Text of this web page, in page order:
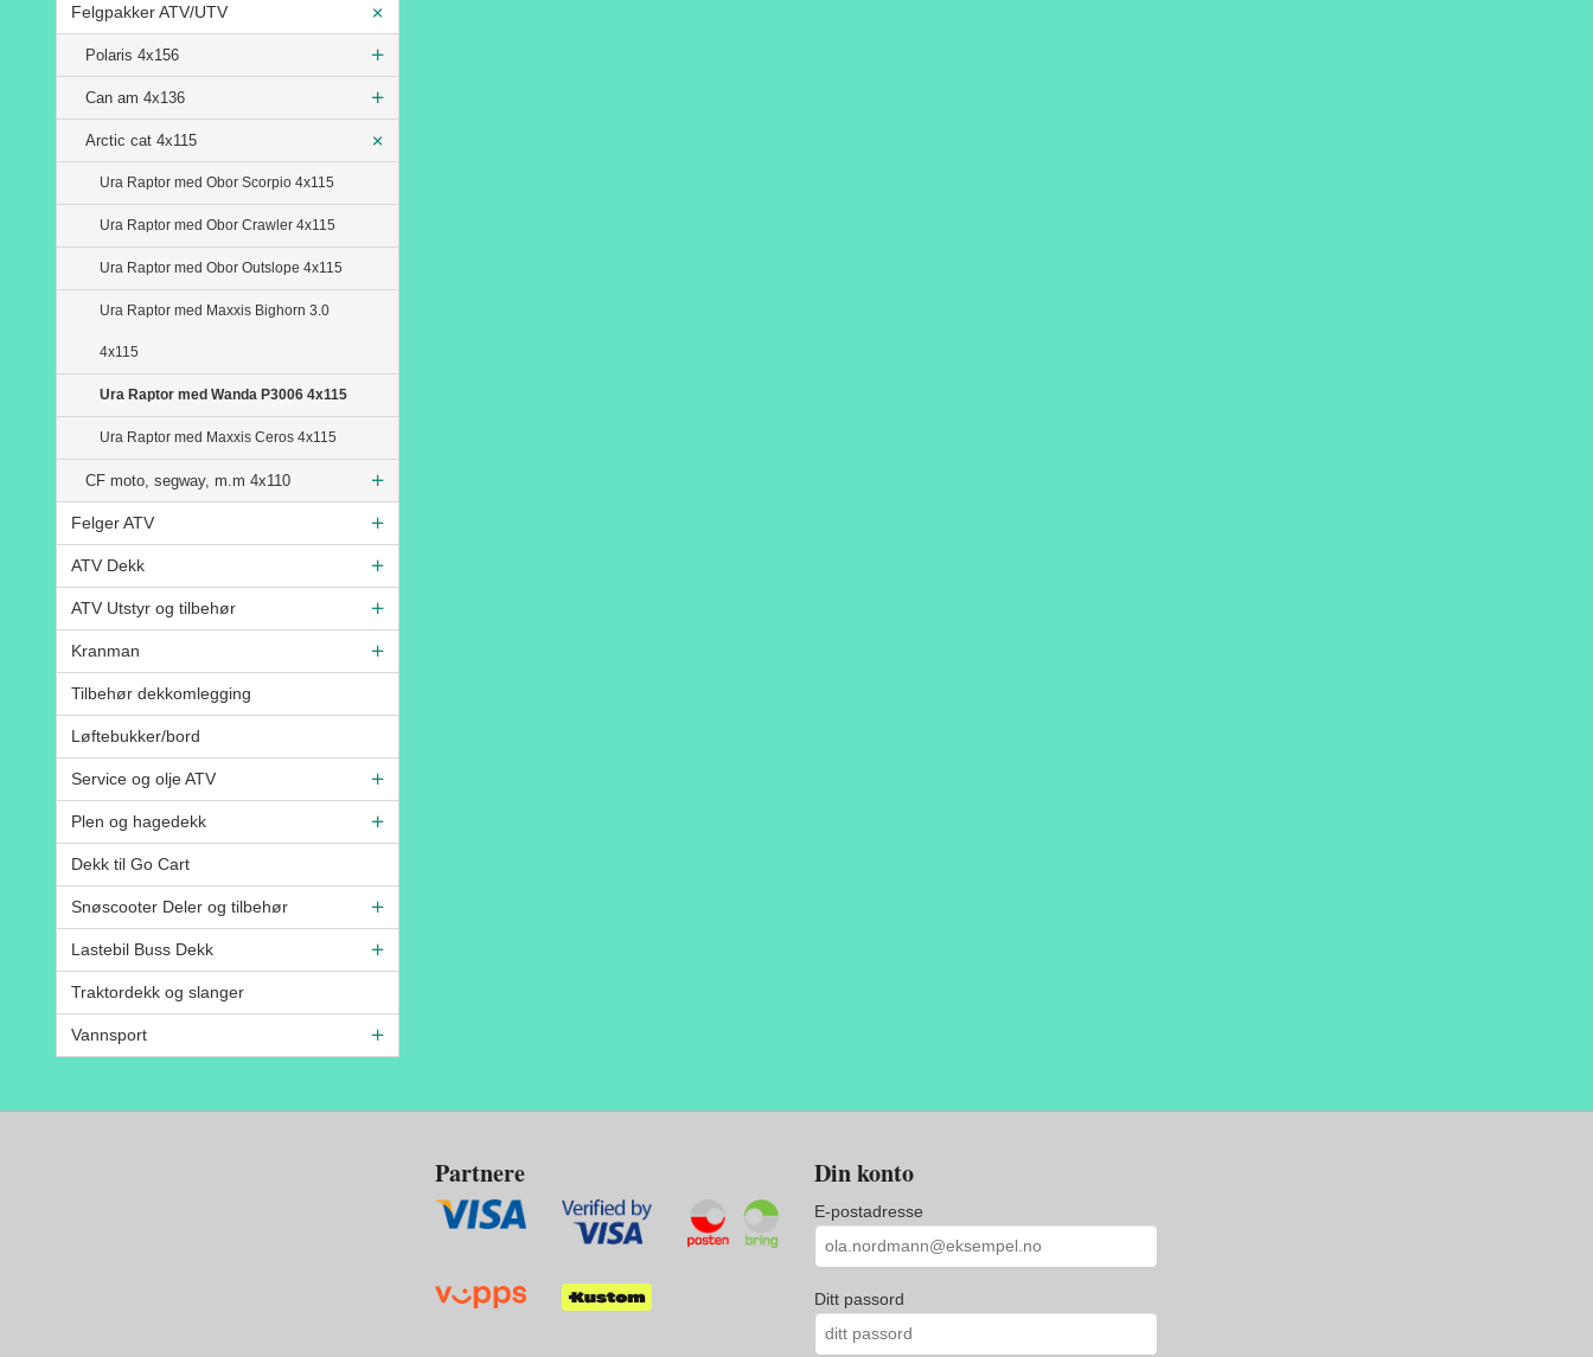
Felgpakker ATV/UTV
Polaris 4x156
Can am 4x136
Arctic cat 4x115
Ura Raptor med Obor Scorpio 4x115
Ura Raptor med Obor Crawler 4x115
Ura Raptor med Obor Outslope 4x115
Ura Raptor med Maxxis Bighorn 3.0
4x115
Ura Raptor med Wanda P3006 4x115
Ura Raptor med Maxxis Ceros 4x115
CF moto, segway, m.m 4x110
Felger ATV
ATV Dekk
ATV Utstyr og tilbehør
Kranman
Tilbehør dekkomlegging
Løftebukker/bord
Service og olje ATV
Plen og hagedekk
Dekk til Go Cart
Snøscooter Deler og tilbehør
Lastebil Buss Dekk
Traktordekk og slanger
Vannsport
Partnere Din konto
E-postadresse
Ditt passord